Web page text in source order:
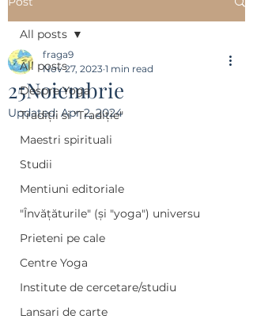
All posts
Despre Yoga
Tradiții si "Tradiție"
Maestri spirituali
Studii
Mentiuni editoriale
"Învățăturile" (și "yoga") universu
Prieteni pe cale
Centre Yoga
Institute de cercetare/studiu
Lansari de carte
All posts
25Noiembrie
fraga9
Nov 27, 2023 1 min read
Updated: Apr 2, 2024